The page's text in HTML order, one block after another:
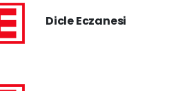
Dicle Eczanesi